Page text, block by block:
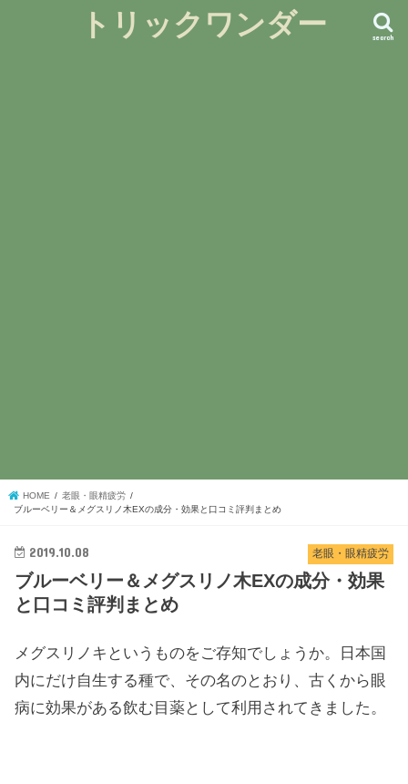
トリックワンダー search
HOME
老眼・眼精疲労
ブルーベリー＆メグスリノ木EXの成分・効果と口コミ評判まとめ
老眼・眼精疲労
2019.10.08
ブルーベリー＆メグスリノ木EXの成分・効果
と口コミ評判まとめ
メグスリノキというものをご存知でしょうか。日本国
内にだけ自生する種で、その名のとおり、古くから眼
病に効果がある飲む目薬として利用されてきました。